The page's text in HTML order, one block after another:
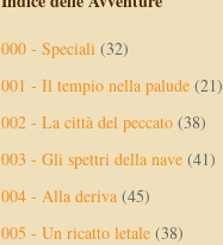
000 - Speciali (32)
001 - Il tempio nella palude (21)
002 - La città del peccato (38)
003 - Gli spettri della nave (41)
004 - Alla deriva (45)
005 - Un ricatto letale (38)